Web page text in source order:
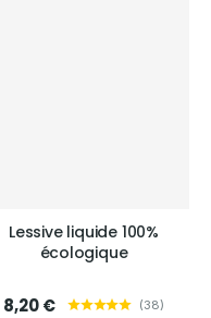
Lessive liquide 100%
écologique
8,20 € (38)